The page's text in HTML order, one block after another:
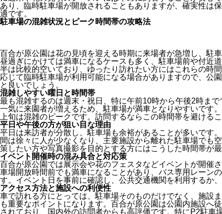
あり、臨時駐車場が開放されることもありますが、確実性は
適です。
駐車場の混雑状況とピーク時間帯の攻略法
百合が原公園は花の見頃を迎える時期に来場者が急増し、駐
昼過ぎにかけては満車になるケースも多く、駐車場前や付近
半は比較的空いており、ゆったり訪れたい方にはこれらの時
応じて臨時駐車場が利用可能になる場合がありますので、公
と良いでしょう。
混雑しやすい曜日と時間帯
最も混雑するのは週末・祝日、特に午前10時から午後2時ま
一気に来園者が増えるため、駐車場が満車となりやすいです
上旬は混雑のピークです。訪問するならこの時間帯を避ける
平日や午後の方が狙い目な理由
平日は来訪者が分散し、駐車場も余裕があることが多いです
間は徐々に人が少なくなり、主要施設から離れた駐車場でも
策したい方や写真撮影を目的とする方にはこうした時間帯が
イベント開催時の混み具合と対応策
百合が原公園では展示会や花のフェスタなどイベントが開催
車場開放時間前でも満車になることがあり、バス専用レーン
す。イベント日を事前に確認し、公共交通機関を利用するか
アクセス方法と施設への利便性
車で訪れる方にとっては、駐車場そのものだけでなく、施設
も重要なポイントになります。百合が原公園は公園内施設へ
されており、国内外の訪問者からも高評価です。特にP2駐車